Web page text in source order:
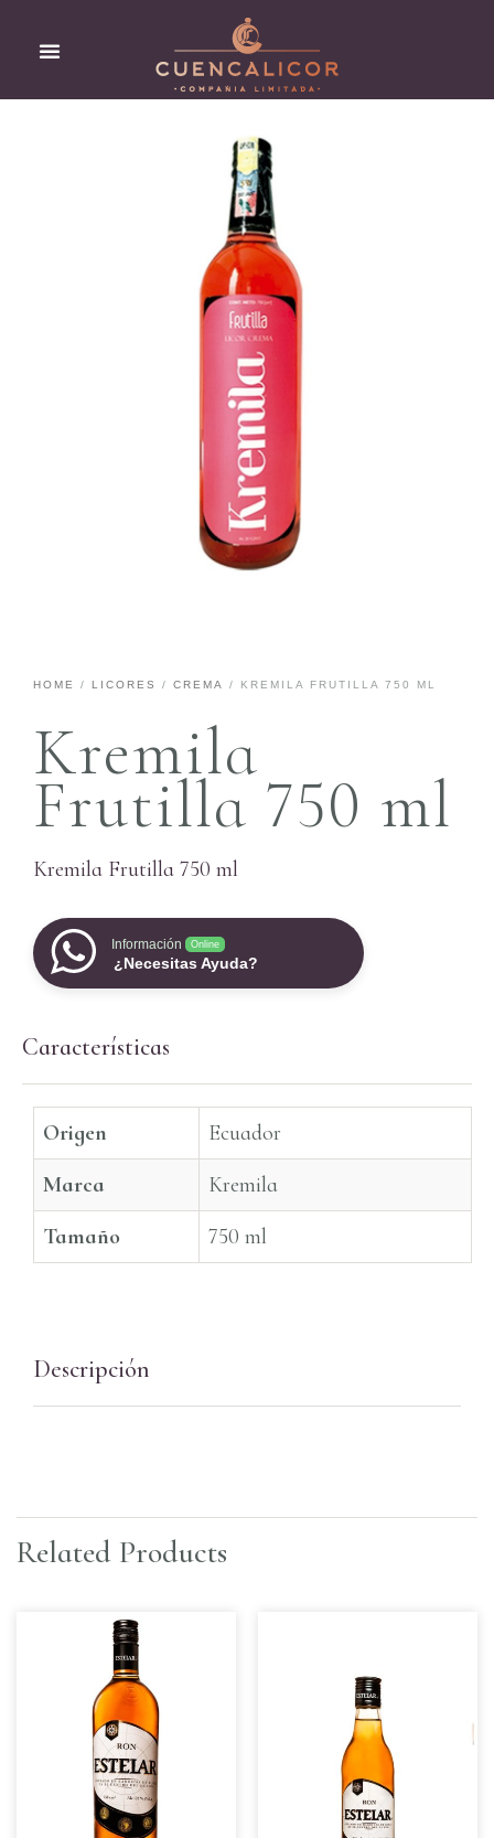
HOME / LICORES / CREMA / KREMILA FRUTILLA 750 ML
Kremila
Frutilla 750 ml
Kremila Frutilla 750 ml
Información Online
¿Necesitas Ayuda?
Características
Origen
Ecuador
Marca
Kremila
Tamaño
750 ml
Descripción
Related Products